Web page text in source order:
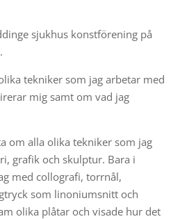
sjukhus konstförening på
tekniker som jag arbetar med
mig samt om vad jag
om alla olika tekniker som jag
grafik och skulptur. Bara i
med collografi, torrnål,
som linoniumsnitt och
olika plåtar och visade hur det